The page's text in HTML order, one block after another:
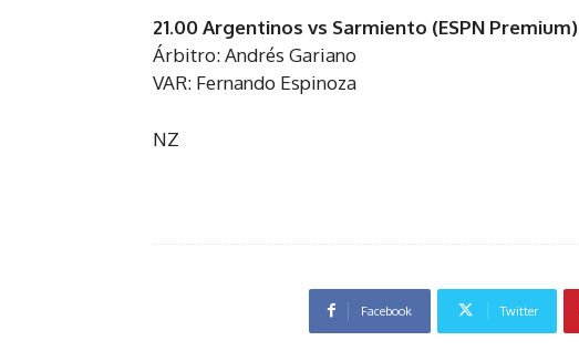
21.00 Argentinos vs Sarmiento (ESPN Premium)
Árbitro: Andrés Gariano
VAR: Fernando Espinoza
NZ
Facebook Twitter